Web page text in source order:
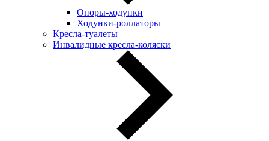
Опоры-ходунки
Ходунки-роллаторы
Кресла-туалеты
Инвалидные кресла-коляски